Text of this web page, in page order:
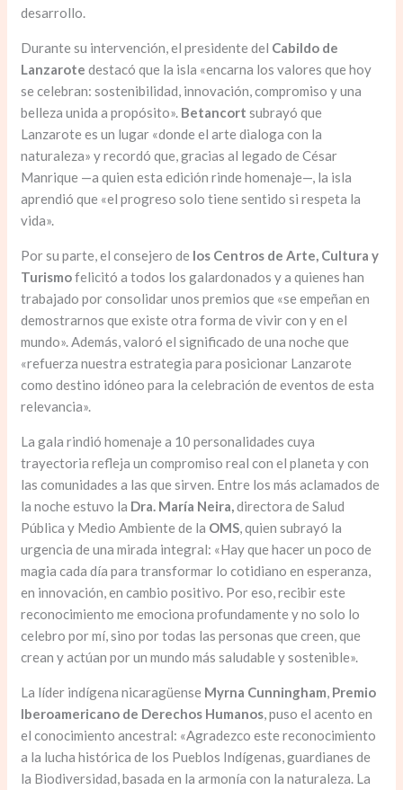
desarrollo.
Durante su intervención, el presidente del Cabildo de
Lanzarote destacó que la isla «encarna los valores que hoy
se celebran: sostenibilidad, innovación, compromiso y una
belleza unida a propósito». Betancort subrayó que
Lanzarote es un lugar «donde el arte dialoga con la
naturaleza» y recordó que, gracias al legado de César
Manrique —a quien esta edición rinde homenaje—, la isla
aprendió que «el progreso solo tiene sentido si respeta la
vida».
Por su parte, el consejero de los Centros de Arte, Cultura y
Turismofelicitó a todos los galardonados y a quienes han
trabajado por consolidar unos premios que «se empeñan en
demostrarnos que existe otra forma de vivir con y en el
mundo». Además, valoró el significado de una noche que
«refuerza nuestra estrategia para posicionar Lanzarote
como destino idóneo para la celebración de eventos de esta
relevancia».
La gala rindió homenaje a 10 personalidades cuya
trayectoria refleja un compromiso real con el planeta y con
las comunidades a las que sirven. Entre los más aclamados de
la noche estuvo la Dra. María Neira,directora de Salud
Pública y Medio Ambiente de la OMS, quien subrayó la
urgencia de una mirada integral: «Hay que hacer un poco de
magia cada día para transformar lo cotidiano en esperanza,
en innovación, en cambio positivo. Por eso, recibir este
reconocimiento me emociona profundamente y no solo lo
celebro por mí, sino por todas las personas que creen, que
crean y actúan por un mundo más saludable y sostenible».
La líder indígena nicaragüense Myrna Cunningham, Premio
Iberoamericano de Derechos Humanos, puso el acento en
el conocimiento ancestral: «Agradezco este reconocimiento
a la lucha histórica de los Pueblos Indígenas, guardianes de
la Biodiversidad, basada en la armonía con la naturaleza. La